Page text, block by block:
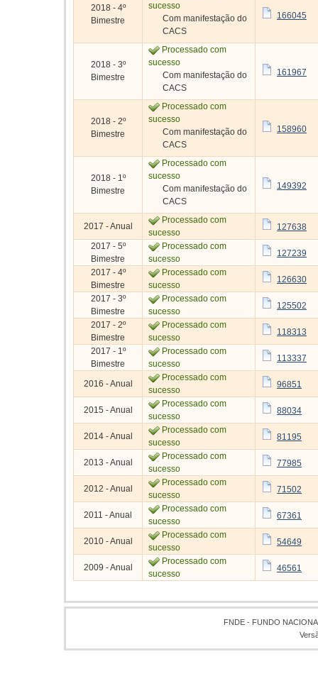
2018 - 4º
Bimestre
sucesso
Com manifestação do
CACS
166045
2018 - 3º
Bimestre
Processado com
sucesso
Com manifestação do
CACS
161967
2018 - 2º
Bimestre
Processado com
sucesso
Com manifestação do
CACS
158960
2018 - 1º
Bimestre
Processado com
sucesso
Com manifestação do
CACS
149392
2017 - Anual
Processado com
sucesso
127638
2017 - 5º
Bimestre
Processado com
sucesso
127239
2017 - 4º
Bimestre
Processado com
sucesso
126630
2017 - 3º
Bimestre
Processado com
sucesso
125502
2017 - 2º
Bimestre
Processado com
sucesso
118313
2017 - 1º
Bimestre
Processado com
sucesso
113337
2016 - Anual
Processado com
sucesso
96851
2015 - Anual
Processado com
sucesso
88034
2014 - Anual
Processado com
sucesso
81195
2013 - Anual
Processado com
sucesso
77985
2012 - Anual
Processado com
sucesso
71502
2011 - Anual
Processado com
sucesso
67361
2010 - Anual
Processado com
sucesso
54649
2009 - Anual
Processado com
sucesso
46561
FNDE - FUNDO